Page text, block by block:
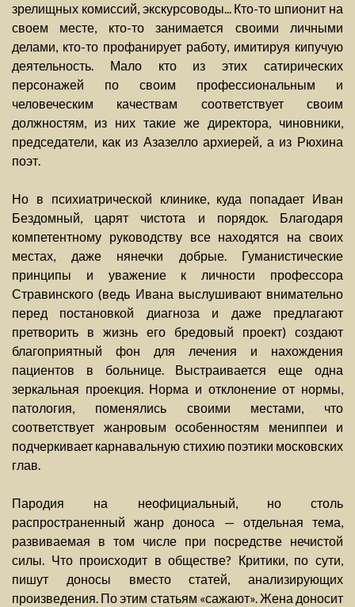
зрелищных комиссий, экскурсоводы... Кто-то шпионит на
своем месте, кто-то занимается своими личными
делами, кто-то профанирует работу, имитируя кипучую
деятельность. Мало кто из этих сатирических
персонажей по своим профессиональным и
человеческим качествам соответствует своим
должностям, из них такие же директора, чиновники,
председатели, как из Азазелло архиерей, а из Рюхина
поэт.
Но в психиатрической клинике, куда попадает Иван
Бездомный, царят чистота и порядок. Благодаря
компетентному руководству все находятся на своих
местах, даже нянечки добрые. Гуманистические
принципы и уважение к личности профессора
Стравинского (ведь Ивана выслушивают внимательно
перед постановкой диагноза и даже предлагают
претворить в жизнь его бредовый проект) создают
благоприятный фон для лечения и нахождения
пациентов в больнице. Выстраивается еще одна
зеркальная проекция. Норма и отклонение от нормы,
патология, поменялись своими местами, что
соответствует жанровым особенностям мениппеи и
подчеркивает карнавальную стихию поэтики московских
глав.
Пародия на неофициальный, но столь
распространенный жанр доноса — отдельная тема,
развиваемая в том числе при посредстве нечистой
силы. Что происходит в обществе? Критики, по сути,
пишут доносы вместо статей, анализирующих
произведения. По этим статьям «сажают». Жена доносит